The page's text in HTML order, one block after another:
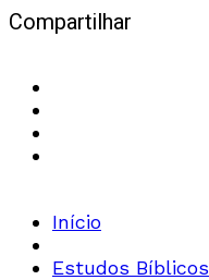
Compartilhar
Início
Estudos Bíblicos